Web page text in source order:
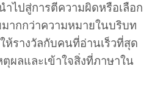
ำไปสู่การตีความผิดหรือเลือก
ากกว่าความหมายในบริบท
ห้รางวัลกับคนที่อ่านเร็วที่สุด
ผลและเข้าใจสิ่งที่ภาษาใน